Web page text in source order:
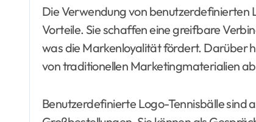
Die Verwendung von
Vorteile. Sie schaffen eine greifbare
was die Markenloyalität fördert. Darüber
von traditionellen Marketingmaterialien
Benutzerdefinierte Logo-Tennisbälle sind